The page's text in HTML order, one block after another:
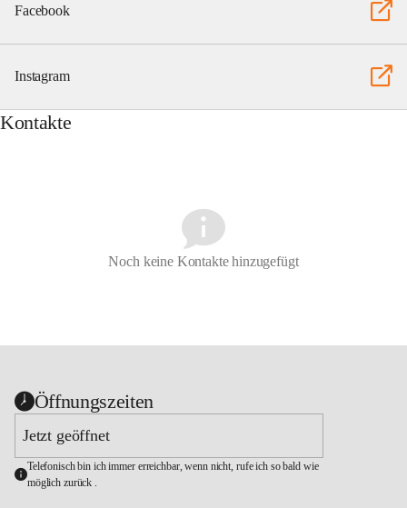
Facebook
Instagram
Kontakte
Noch keine Kontakte hinzugefügt
Öffnungszeiten
Jetzt geöffnet
Telefonisch bin ich immer erreichbar, wenn nicht, rufe ich so bald wie
möglich zurück .